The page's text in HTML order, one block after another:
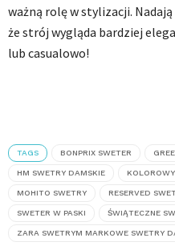
ważną rolę w stylizacji.
że strój wygląda bardziej
lub casualowo!
TAGS BONPRIX SWETER
HM SWETRY DAMSKIE
MOHITO SWETRY RESERVED
SWETER W PASKI ŚWIĄTECZNE
ZARA SWETRYM MARKOWE SWETRY